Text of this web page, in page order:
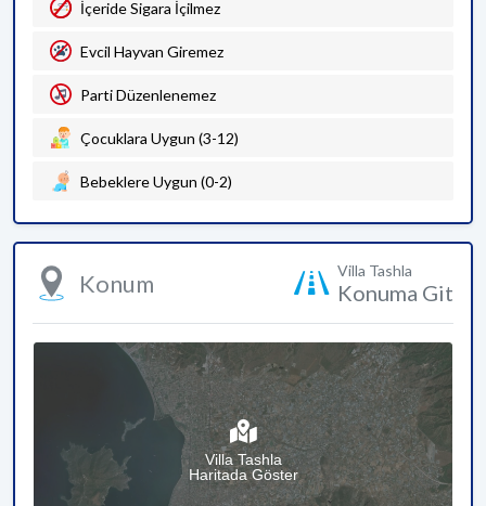
İçeride Sigara İçilmez
Evcil Hayvan Giremez
Parti Düzenlenemez
Çocuklara Uygun (3-12)
Bebeklere Uygun (0-2)
Konum Villa Tashla
Konuma Git
Villa Tashla
Haritada Göster